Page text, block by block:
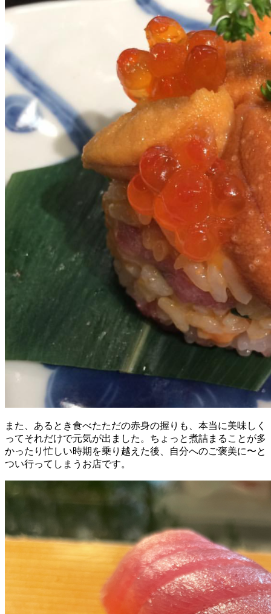
また、あるとき食べたただの赤身の握りも、本当に美味しく
ってそれだけで元気が出ました。ちょっと煮詰まることが多
かったり忙しい時期を乗り越えた後、自分へのご褒美に〜と
つい行ってしまうお店です。